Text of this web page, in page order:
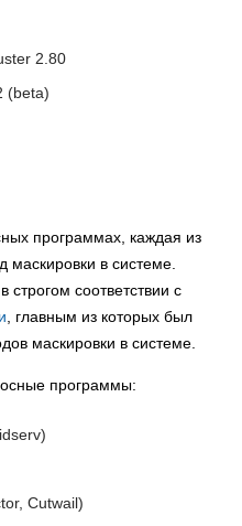
2.80
(beta)
программах, каждая из
маскировки в системе.
соответствии с
, главным из которых был
маскировки в системе.
программы:
Cutwail)